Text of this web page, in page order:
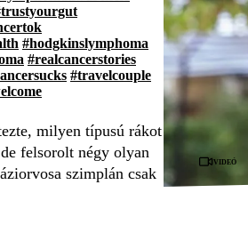
#hodgkinslymphoma
#realcancerstories
#travelcouple
milyen típusú rákot
felsorolt négy olyan
szimplán csak
Videó